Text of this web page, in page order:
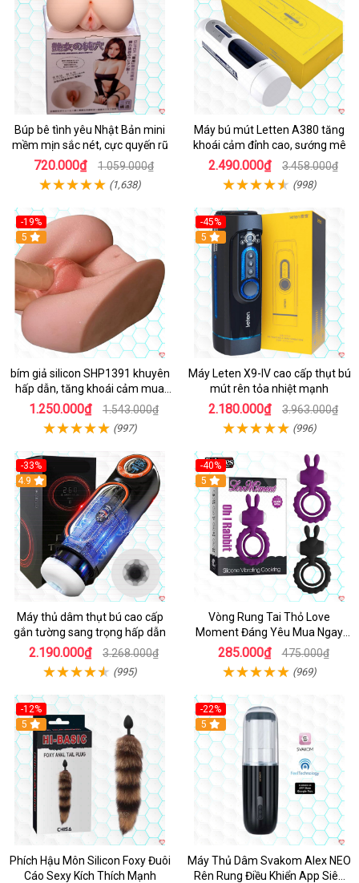
Búp bê tình yêu Nhật Bản mini
mềm mịn sắc nét, cực quyến rũ
720.000₫ 1.059.000₫
(1,638)
Máy bú mút Letten A380 tăng
khoái cảm đỉnh cao, sướng mê
2.490.000₫ 3.458.000₫
(998)
-19%
Hot
5
bím giả silicon SHP1391 khuyên
hấp dẫn, tăng khoái cảm mua
ngay
1.250.000₫ 1.543.000₫
(997)
-45%
Hot
5
Máy Leten X9-IV cao cấp thụt bú
mút rên tỏa nhiệt mạnh
2.180.000₫ 3.963.000₫
(996)
-33%
Hot
4.9
Máy thủ dâm thụt bú cao cấp
gắn tường sang trọng hấp dẫn
2.190.000₫ 3.268.000₫
(995)
-40%
5
Vòng Rung Tai Thỏ Love
Moment Đáng Yêu Mua Ngay
Giá Tốt
285.000₫ 475.000₫
(969)
-12%
Hot
5
Phích Hậu Môn Silicon Foxy Đuôi
Cáo Sexy Kích Thích Mạnh
-22%
5
Máy Thủ Dâm Svakom Alex NEO
Rên Rung Điều Khiển App Siêu